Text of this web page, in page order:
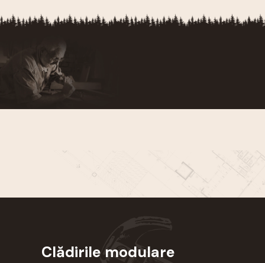
Clădirile modulare